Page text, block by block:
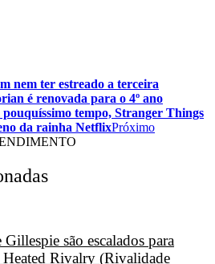
nem ter estreado a terceira
é renovada para o 4º ano
pouquíssimo tempo, Stranger Things
da rainha NetflixPróximo
são escalados para
Heated Rivalry (Rivalidade